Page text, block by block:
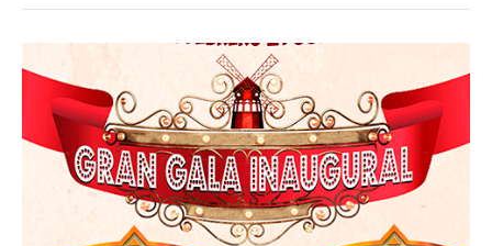
NOTICIAS DE ACTUALIDAD